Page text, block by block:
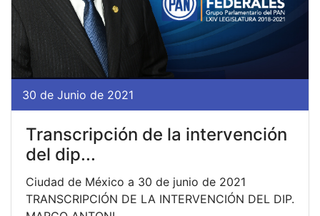
30 de Junio de 2021
Transcripción de la intervención
del dip...
Ciudad de México a 30 de junio de 2021
TRANSCRIPCIÓN DE LA INTERVENCIÓN DEL DIP.